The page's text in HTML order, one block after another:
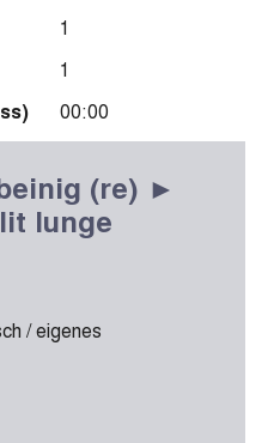
1
1
00:00
(re) ►
lunge
/ eigenes